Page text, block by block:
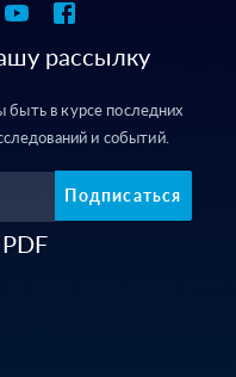
рассылку
быть в курсе последних
и событий.
Подписаться